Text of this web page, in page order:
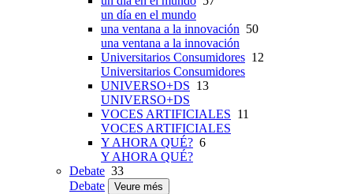
un día en el mundo
una ventana a la innovación 50
una ventana a la innovación
Universitarios Consumidores 12
Universitarios Consumidores
UNIVERSO+DS 13
UNIVERSO+DS
VOCES ARTIFICIALES 11
VOCES ARTIFICIALES
Y AHORA QUÉ? 6
Y AHORA QUÉ?
Debate 33
Debate
Veure més